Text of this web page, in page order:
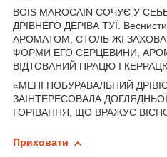
BOIS MAROCAIN СОЧУЄ У
ДРІВНЕГО ДЕРІВА ТУЇ.
АРОМАТОМ, СТОЛЬ ЖІ
ФОРМИ ЕГО СЕРЦЕВИНИ,
ВІДТОВАНИЙ ПРАЦЮ І
«МЕНІ НОБУРАВАЛЬНИЙ
ЗАІНТЕРЕСОВАЛА
ГОРІВАННЯ, ЩО ВРАЖУЄ
Приховати